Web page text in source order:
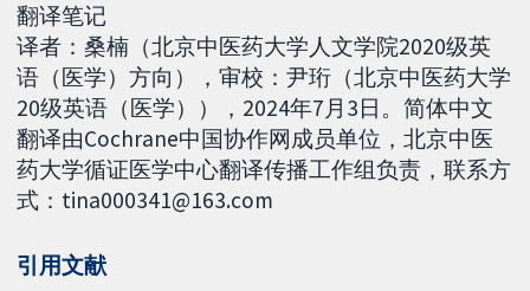
翻译笔记
译者：桑楠（北京中医药大学人文学院2020级英
语（医学）方向），审校：尹珩（北京中医药大学
20级英语（医学）），2024年7月3日。简体中文
翻译由Cochrane中国协作网成员单位，北京中医
药大学循证医学中心翻译传播工作组负责，联系方
式：tina000341@163.com
引用文献